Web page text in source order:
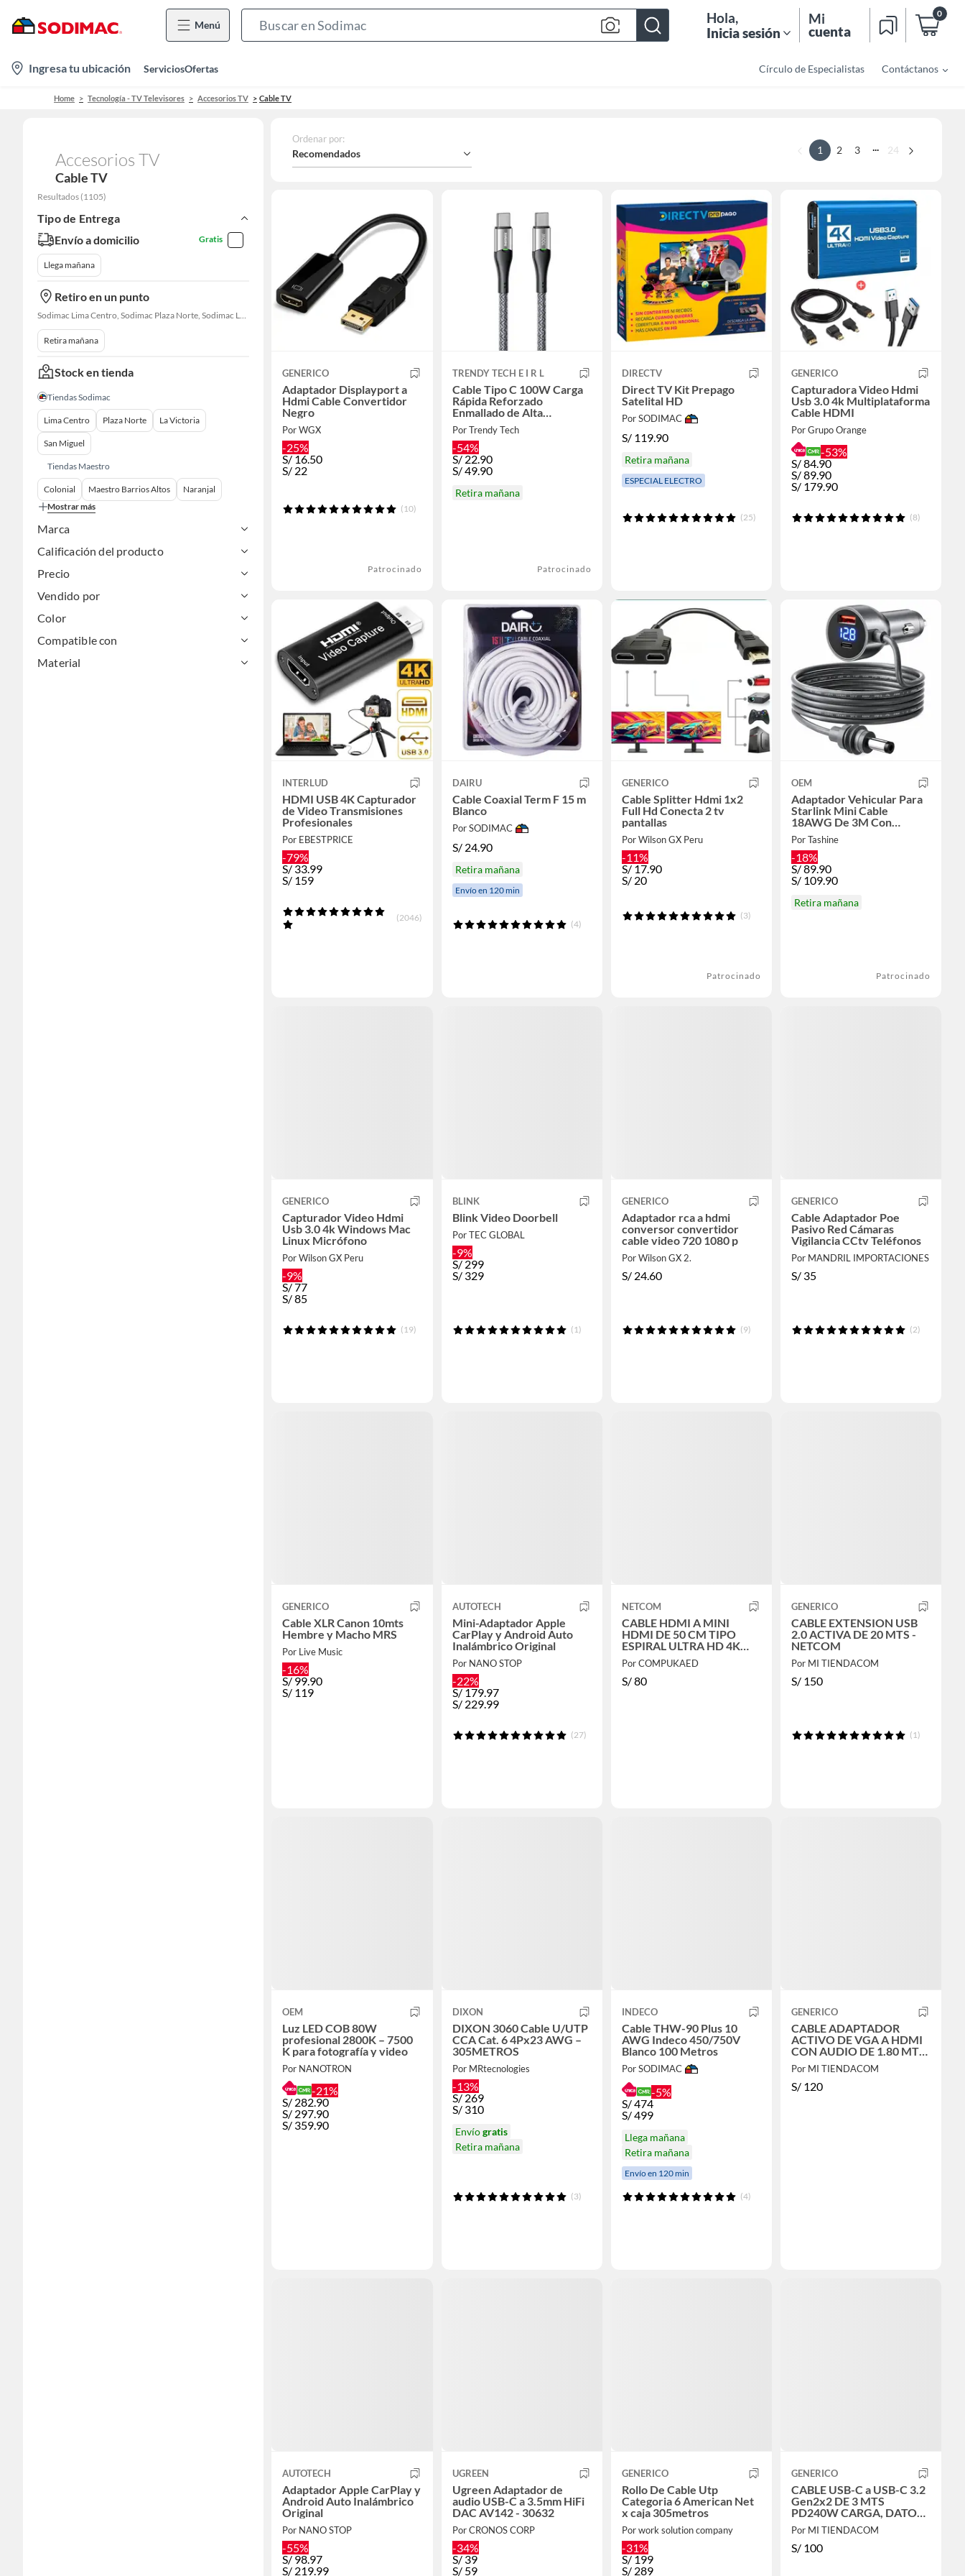
Menú
Bar
Hola,
Inicia sesión
Mi
cuenta
0
location-
icon
Ingresa tu ubicación ServiciosOfertas Círculo de Especialistas Contáctanos
Home Tecnología - TV Televisores Accesorios TV Cable TV
Accesorios TV
Cable TV
Resultados (1105)
Tipo de Entrega
Envío a domicilio
Gratis
Llega mañana
Retiro en un punto
Sodimac Lima Centro, Sodimac Plaza Norte, Sodimac La Victoria, Sodimac San Miguel, Sodimac S. J. Lurigancho, Sodimac Chacarilla, Sodimac Av. La Molina, Sodimac Colonial, Maestro Barrios Altos, Sodimac Naranjal
Retira mañana
Stock en tienda
Tiendas Sodimac
Lima Centro Plaza Norte La Victoria
San Miguel
Tiendas Maestro
Colonial Maestro Barrios Altos
Naranjal
Mostrar más
Marca
Calificación del producto
Precio
Vendido por
Color
Compatible con
Material
Ordenar por:
Recomendados 1 2 3 ... 24
GENERICO
Adaptador Displayport a
Hdmi Cable Convertidor
Negro
Por WGX
-25%
S/ 16.50
S/ 22
(10)
Patrocinado
TRENDY TECH E I R L
Cable Tipo C 100W Carga
Rápida Reforzado
Enmallado de Alta
Durabilidad
Por Trendy Tech
-54%
S/ 22.90
S/49.90
Retira mañana
Patrocinado
DIRECTV
Direct TV Kit Prepago
Satelital HD
Por SODIMAC
S/ 119.90
Retira mañana
ESPECIAL ELECTRO
(25)
GENERICO
Capturadora Video Hdmi
Usb 3.0 4k Multiplataforma
Cable HDMI
Por Grupo Orange
-53%
S/84.90
S/89.90
S/ 179.90
(8)
INTERLUD
HDMI USB 4K Capturador
de Video Transmisiones
Profesionales
Por EBESTPRICE
-79%
S/ 33.99
S/ 159
(2046)
DAIRU
Cable Coaxial Term F 15 m
Blanco
Por SODIMAC
S/ 24.90
Retira mañana
Envío en 120 min
(4)
GENERICO
Cable Splitter Hdmi 1x2
Full Hd Conecta 2 tv
pantallas
Por Wilson GX Peru
-11%
S/ 17.90
S/ 20
(3)
Patrocinado
OEM
Adaptador Vehicular Para
Starlink Mini Cable
18AWG De 3M Con
Pantalla Digital USB-C Y
USB-A
Por Tashine
-18%
S/89.90
S/ 109.90
Retira mañana
Patrocinado
GENERICO
Capturador Video Hdmi
Usb 3.0 4k Windows Mac
Linux Micrófono
Por Wilson GX Peru
-9%
S/77
S/85
(19)
BLINK
Blink Video Doorbell
Por TEC GLOBAL
-9%
S/ 299
S/ 329
(1)
GENERICO
Adaptador rca a hdmi
conversor convertidor
cable video 720 1080 p
Por Wilson GX 2.
S/ 24.60
(9)
GENERICO
Cable Adaptador Poe
Pasivo Red Cámaras
Vigilancia CCtv Teléfonos
Por MANDRIL IMPORTACIONES
S/ 35
(2)
GENERICO
Cable XLR Canon 10mts
Hembre y Macho MRS
Por Live Music
-16%
S/99.90
S/ 119
AUTOTECH
Mini-Adaptador Apple
CarPlay y Android Auto
Inalámbrico Original
Por NANO STOP
-22%
S/179.97
S/ 229.99
(27)
NETCOM
CABLE HDMI A MINI
HDMI DE 50 CM TIPO
ESPIRAL ULTRA HD 4K
60HZ NETCOM
Por COMPUKAED
S/80
GENERICO
CABLE EXTENSION USB
2.0 ACTIVA DE 20 MTS -
NETCOM
Por MI TIENDACOM
S/ 150
(1)
OEM
Luz LED COB 80W
profesional 2800K – 7500
K para fotografía y video
Por NANOTRON
-21%
S/ 282.90
S/ 297.90
S/ 359.90
DIXON
DIXON 3060 Cable U/UTP
CCA Cat. 6 4Px23 AWG –
305METROS
Por MRtecnologies
-13%
S/269
S/ 310
Envíogratis
Retira mañana
(3)
INDECO
Cable THW-90 Plus 10
AWG Indeco 450/750V
Blanco 100 Metros
Por SODIMAC
-5%
S/474
S/499
Llega mañana
Retira mañana
Envío en 120 min
(4)
GENERICO
CABLE ADAPTADOR
ACTIVO DE VGA A HDMI
CON AUDIO DE 1.80 MTS
FULL HD
Por MI TIENDACOM
S/ 120
AUTOTECH
Adaptador Apple CarPlay y
Android Auto Inalámbrico
Original
Por NANO STOP
-55%
S/ 98.97
S/ 219.99
UGREEN
Ugreen Adaptador de
audio USB-C a 3.5mm HiFi
DAC AV142 - 30632
Por CRONOS CORP
-34%
S/ 39
S/ 59
GENERICO
Rollo De Cable Utp
Categoria 6 American Net
x caja 305metros
Por work solution company
-31%
S/ 199
S/ 289
GENERICO
CABLE USB-C a USB-C 3.2
Gen2x2 DE 3 MTS
PD240W CARGA, DATOS
20Gbps & VIDEO UHD
4K@60Hz - NETCOM
Por MI TIENDACOM
S/ 100